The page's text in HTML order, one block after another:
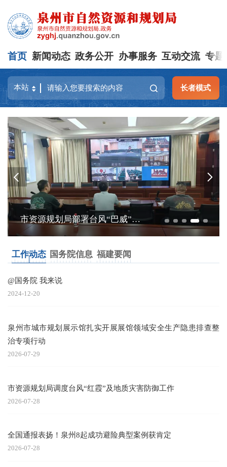
首页 新闻动态 政务公开 办事服务 互动交流 专题
长者模式
市资源规划局部署台风“巴威”防御及汛期地质灾害防范工作
工作动态 国务院信息 福建要闻
@国务院 我来说
2024-12-20
泉州市城市规划展示馆扎实开展展馆领域安全生产隐患排查整
治专项行动
2026-07-29
市资源规划局调度台风“红霞”及地质灾害防御工作
2026-07-28
全国通报表扬！泉州8起成功避险典型案例获肯定
2026-07-28